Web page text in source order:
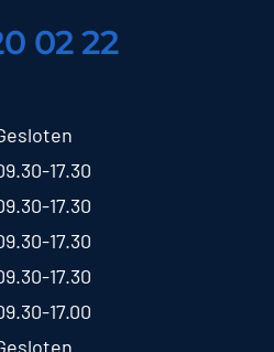
02 22
17.30
17.30
17.30
17.30
17.00